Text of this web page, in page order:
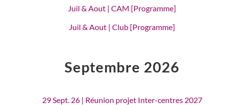
Juil & Aout | CAM [Programme]
Juil & Aout | Club [Programme]
Septembre 2026
29 Sept. 26 | Réunion projet Inter-centres 2027